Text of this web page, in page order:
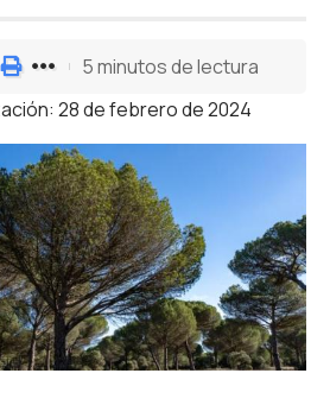
28 de febrero de 2024
5 minutos de lectura